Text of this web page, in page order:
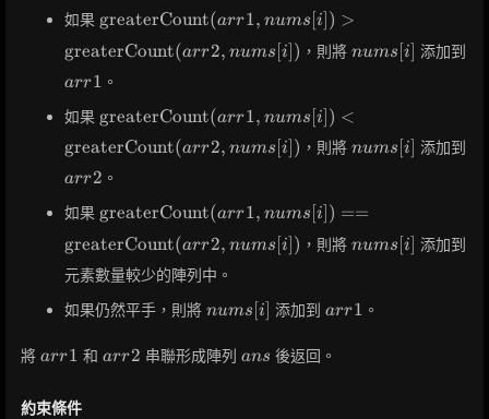
如果 \text{greaterCount}
(arr1, nums[i]) >
\text{greaterCount}
(arr2, nums[i])
greaterCount(arr1, nums i ) >
greaterCount(arr2, nums [i]) ，則將 nums[i]
nums [i] 添加到
arr1
arr1 。
如果 \text{greaterCount}
(arr1, nums[i]) <
\text{greaterCount}
(arr2, nums[i])
greaterCount(arr1, nums [i]) <
greaterCount(arr2, nums i ) ，則將 nums[i]
nums i 添加到
arr2
arr2 。
如果 \text{greaterCount}
(arr1, nums[i]) ==
\text{greaterCount}
(arr2, nums[i])
greaterCount(arr1, nums i ) ==
greaterCount(arr2, nums [i]) ，則將 nums[i]
nums [i] 添加到
元素數量較少的陣列中。
如果仍然平手，則將 nums[i]
nums [i] 添加到 arr1
arr1 。
將 arr1
arr1 和 arr2
arr2 串聯形成陣列 ans
ans 後返回。
約束條件